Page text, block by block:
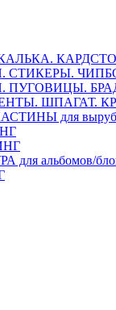
СТИКЕРЫ.
ПУГОВИЦЫ.
ШПАГАТ.
для
для альбомов/